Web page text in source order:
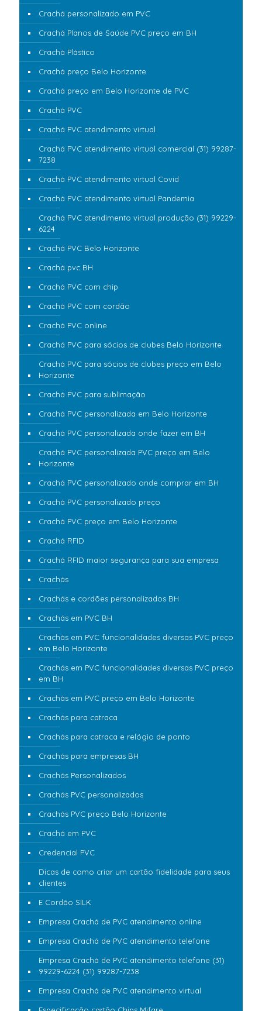
Crachá personalizado em PVC
Crachá Planos de Saúde PVC preço em BH
Crachá Plástico
Crachá preço Belo Horizonte
Crachá preço em Belo Horizonte de PVC
Crachá PVC
Crachá PVC atendimento virtual
Crachá PVC atendimento virtual comercial (31) 99287-
7238
Crachá PVC atendimento virtual Covid
Crachá PVC atendimento virtual Pandemia
Crachá PVC atendimento virtual produção (31) 99229-
6224
Crachá PVC Belo Horizonte
Crachá pvc BH
Crachá PVC com chip
Crachá PVC com cordão
Crachá PVC online
Crachá PVC para sócios de clubes Belo Horizonte
Crachá PVC para sócios de clubes preço em Belo
Horizonte
Crachá PVC para sublimação
Crachá PVC personalizada em Belo Horizonte
Crachá PVC personalizada onde fazer em BH
Crachá PVC personalizada PVC preço em Belo
Horizonte
Crachá PVC personalizado onde comprar em BH
Crachá PVC personalizado preço
Crachá PVC preço em Belo Horizonte
Crachá RFID
Crachá RFID maior segurança para sua empresa
Crachás
Crachás e cordões personalizados BH
Crachás em PVC BH
Crachás em PVC funcionalidades diversas PVC preço
em Belo Horizonte
Crachás em PVC funcionalidades diversas PVC preço
em BH
Crachás em PVC preço em Belo Horizonte
Crachás para catraca
Crachás para catraca e relógio de ponto
Crachás para empresas BH
Crachás Personalizados
Crachás PVC personalizados
Crachás PVC preço Belo Horizonte
Crachá em PVC
Credencial PVC
Dicas de como criar um cartão fidelidade para seus
clientes
E Cordão SILK
Empresa Crachá de PVC atendimento online
Empresa Crachá de PVC atendimento telefone
Empresa Crachá de PVC atendimento telefone (31)
99229-6224 (31) 99287-7238
Empresa Crachá de PVC atendimento virtual